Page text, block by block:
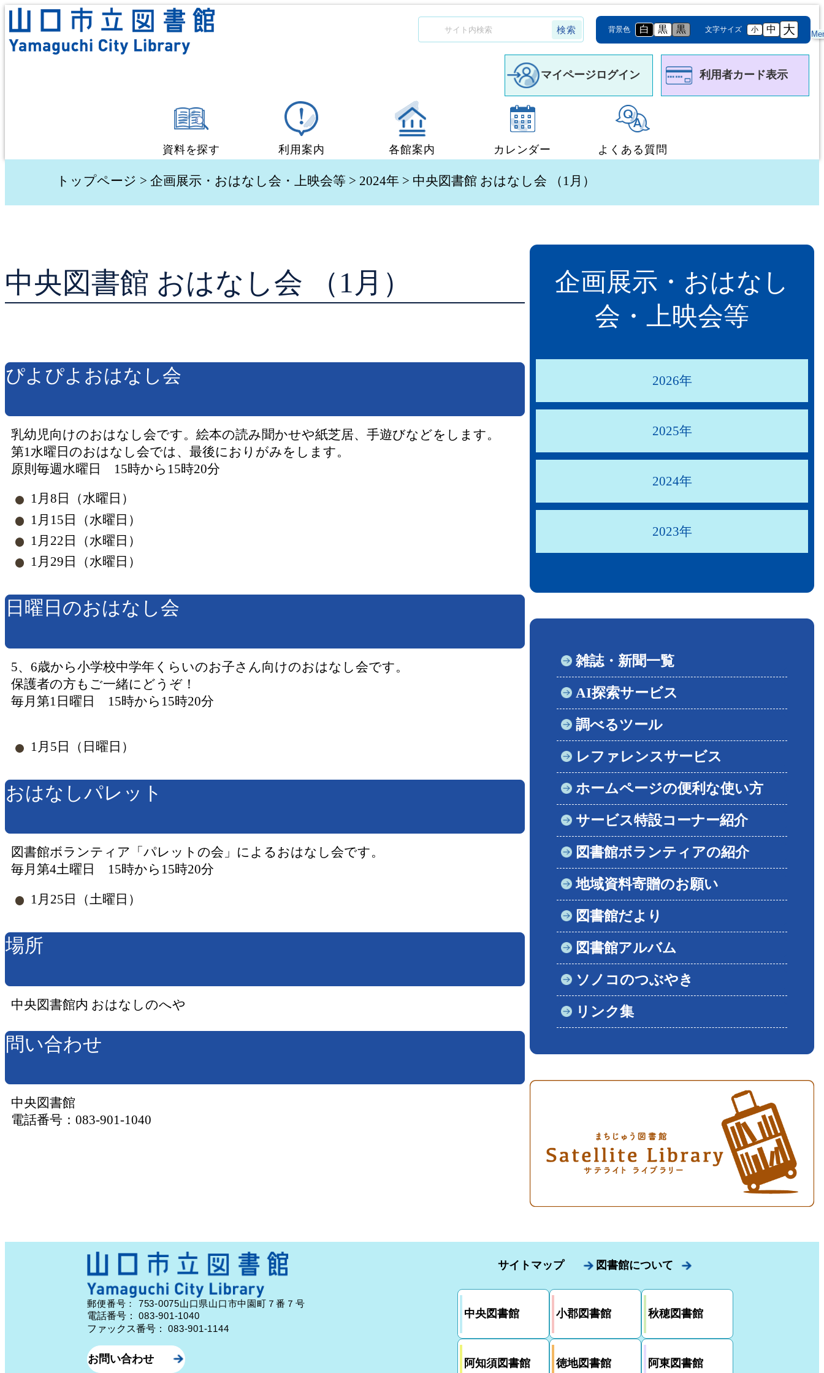
背景色 白 黒 黒 文字サイズ 小 中 大
マイページログイン 利用者カード表示
資料を探す
蔵書検索・予約
貸出ランキング
利用案内
図書館利用案内
学校図書館支援サービス
レファレンスサービス
各館案内
中央図書館
阿東図書館
カレンダー よくある質問
トップページ > 企画展示・おはなし会・上映会等 > 2024年 > 中央図書館 おはなし会 （1月）
中央図書館 おはなし会 （1月）
ぴよぴよおはなし会
乳幼児向けのおはなし会です。絵本の読み聞かせや紙芝居、手遊びなどをします。
第1水曜日のおはなし会では、最後におりがみをします。
原則毎週水曜日 15時から15時20分
1月8日（水曜日）
1月15日（水曜日）
1月22日（水曜日）
1月29日（水曜日）
日曜日のおはなし会
5、6歳から小学校中学年くらいのお子さん向けのおはなし会です。
保護者の方もご一緒にどうぞ！
毎月第1日曜日 15時から15時20分
1月5日（日曜日）
おはなしパレット
図書館ボランティア「パレットの会」によるおはなし会です。
毎月第4土曜日 15時から15時20分
1月25日（土曜日）
場所
中央図書館内 おはなしのへや
問い合わせ
中央図書館
電話番号：083-901-1040
企画展示・おはなし
会・上映会等
2026年
2025年
2024年
2023年
雑誌・新聞一覧
AI探索サービス
調べるツール
レファレンスサービス
ホームページの便利な使い方
サービス特設コーナー紹介
図書館ボランティアの紹介
地域資料寄贈のお願い
図書館だより
図書館アルバム
ソノコのつぶやき
リンク集
郵便番号： 753-0075山口県山口市中園町７番７号
電話番号：083-901-1040
ファックス番号：083-901-1144
お問い合わせ
サイトマップ 図書館について
中央図書館 小郡図書館 秋穂図書館
阿知須図書館 徳地図書館 阿東図書館